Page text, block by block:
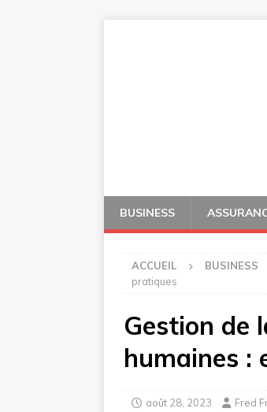
BUSINESS
ACCUEIL BUSINESS
pratiques
Gestion de
humaines :
août 28, 2023 Fred